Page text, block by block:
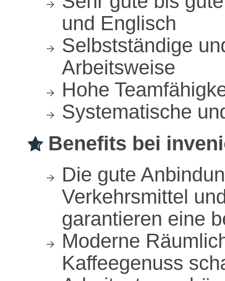
und Englisch
Selbstständige
Arbeitsweise
Hohe
Systematische
Benefits bei
Die gute
Verkehrsmittel
garantieren eine
Moderne
Kaffeegenuss